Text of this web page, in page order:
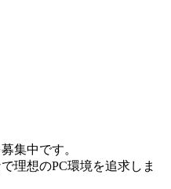
集中です。
理想のPC環境を追求しま